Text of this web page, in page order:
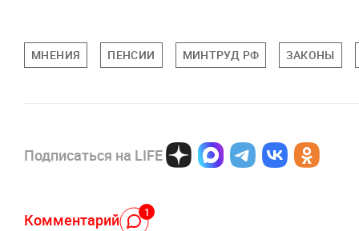
МНЕНИЯ ПЕНСИИ МИНТРУД РФ ЗАКОНЫ
Подписаться на LIFE
Комментарий 1